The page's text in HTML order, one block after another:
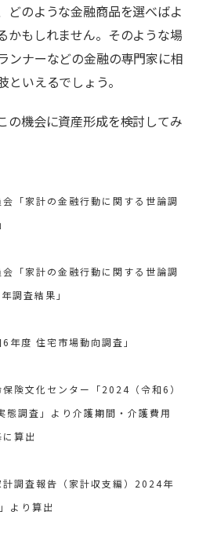
どのような金融商品を選べばよ
かもしれません。そのような場
ンナーなどの金融の専門家に相
いえるでしょう。
の機会に資産形成を検討してみ
「家計の金融行動に関する世論調
「家計の金融行動に関する世論調
調査結果」
度 住宅市場動向調査」
険文化センター「2024（令和6）
態調査」より介護期間・介護費用
算出
調査報告（家計収支編）2024年
より算出